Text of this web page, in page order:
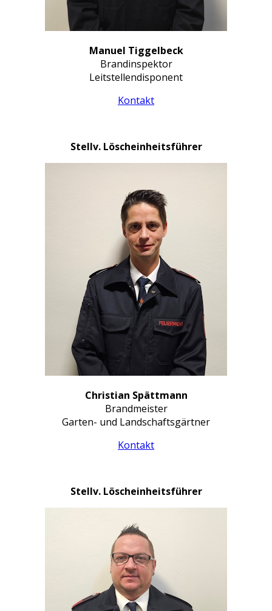
Manuel Tiggelbeck
Brandinspektor
Leitstellendisponent
Kontakt
Stellv. Löscheinheitsführer
Christian Spättmann
Brandmeister
Garten- und Landschaftsgärtner
Kontakt
Stellv. Löscheinheitsführer